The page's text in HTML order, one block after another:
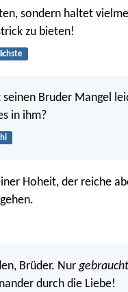
sondern haltet
zu bieten!
Bruder Mangel
in ihm?
Hoheit, der reiche
Brüder. Nurgebraucht
durch die Liebe!